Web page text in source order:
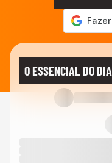
O ESSENCIAL DO DIA